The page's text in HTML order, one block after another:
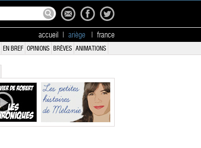
accueil ariège france
EN BREF OPINIONS BRÈVES ANIMATIONS